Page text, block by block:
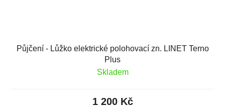
Půjčení - Lůžko elektrické polohovací zn. LINET Terno
Plus
Skladem
1 200 Kč